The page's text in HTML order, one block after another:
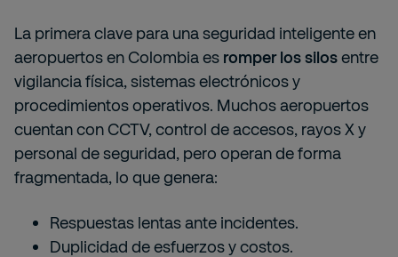
La primera clave para una seguridad inteligente en
aeropuertos en Colombia es romper los silosentre
vigilancia física, sistemas electrónicos y
procedimientos operativos. Muchos aeropuertos
cuentan con CCTV, control de accesos, rayos X y
personal de seguridad, pero operan de forma
fragmentada, lo que genera:
Respuestas lentas ante incidentes.
Duplicidad de esfuerzos y costos.